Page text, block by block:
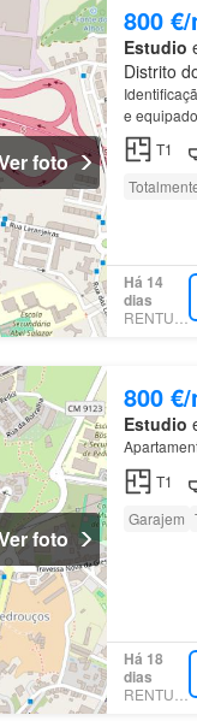
foto
800
Estudio
Distrito
e
T1
Há 14
dias
foto
800
Estudio
T1
Garajem
Há 18
dias